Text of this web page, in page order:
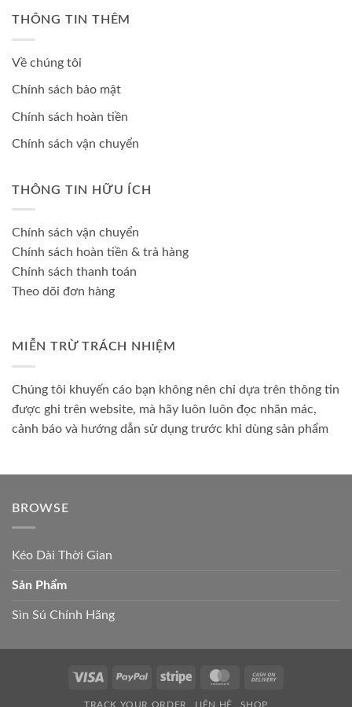
THÔNG TIN THÊM
Về chúng tôi
Chính sách bảo mật
Chính sách hoàn tiền
Chính sách vận chuyển
THÔNG TIN HỮU ÍCH
Chính sách vận chuyển
Chính sách hoàn tiền & trả hàng
Chính sách thanh toán
Theo dõi đơn hàng
MIỄN TRỪ TRÁCH NHIỆM
Chúng tôi khuyến cáo bạn không nên chỉ dựa trên thông tin
được ghi trên website, mà hãy luôn luôn đọc nhãn mác,
cảnh báo và hướng dẫn sử dụng trước khi dùng sản phẩm
BROWSE
Kéo Dài Thời Gian
Sản Phẩm
Sìn Sú Chính Hãng
Visa PayPal Stripe MasterCard
TRACK YOUR ORDER LIÊN HỆ SHOP